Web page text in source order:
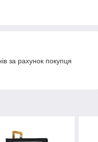
за рахунок покупця